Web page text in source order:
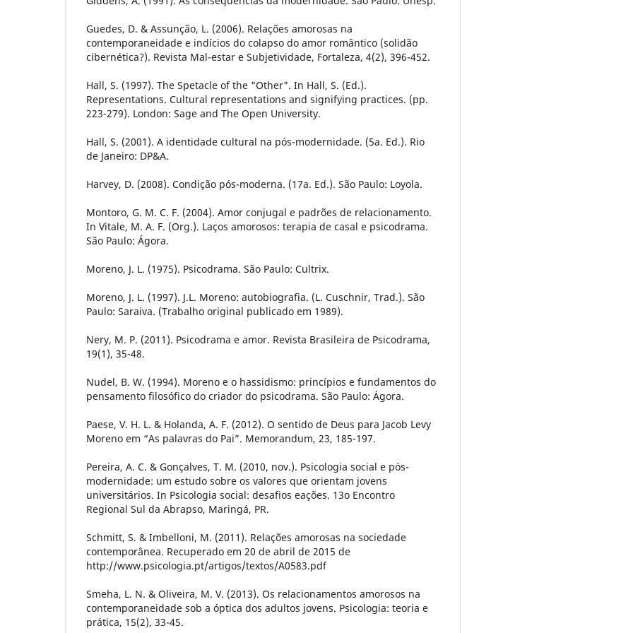
Guedes, D. & Assunção, L. (2006). Relações amorosas na
contemporaneidade e indícios do colapso do amor romântico (solidão
cibernética?). Revista Mal-estar e Subjetividade, Fortaleza, 4(2), 396-452.
Hall, S. (1997). The Spetacle of the "Other". In Hall, S. (Ed.).
Representations. Cultural representations and signifying practices. (pp.
223-279). London: Sage and The Open University.
Hall, S. (2001). A identidade cultural na pós-modernidade. (5a. Ed.). Rio
de Janeiro: DP&A.
Harvey, D. (2008). Condição pós-moderna. (17a. Ed.). São Paulo: Loyola.
Montoro, G. M. C. F. (2004). Amor conjugal e padrões de relacionamento.
In Vitale, M. A. F. (Org.). Laços amorosos: terapia de casal e psicodrama.
São Paulo: Ágora.
Moreno, J. L. (1975). Psicodrama. São Paulo: Cultrix.
Moreno, J. L. (1997). J.L. Moreno: autobiografia. (L. Cuschnir, Trad.). São
Paulo: Saraiva. (Trabalho original publicado em 1989).
Nery, M. P. (2011). Psicodrama e amor. Revista Brasileira de Psicodrama,
19(1), 35-48.
Nudel, B. W. (1994). Moreno e o hassidismo: princípios e fundamentos do
pensamento filosófico do criador do psicodrama. São Paulo: Ágora.
Paese, V. H. L. & Holanda, A. F. (2012). O sentido de Deus para Jacob Levy
Moreno em “As palavras do Pai”. Memorandum, 23, 185-197.
Pereira, A. C. & Gonçalves, T. M. (2010, nov.). Psicologia social e pós-
modernidade: um estudo sobre os valores que orientam jovens
universitários. In Psicologia social: desafios eações. 13o Encontro
Regional Sul da Abrapso, Maringá, PR.
Schmitt, S. & Imbelloni, M. (2011). Relações amorosas na sociedade
contemporânea. Recuperado em 20 de abril de 2015 de
http://www.psicologia.pt/artigos/textos/A0583.pdf
Smeha, L. N. & Oliveira, M. V. (2013). Os relacionamentos amorosos na
contemporaneidade sob a óptica dos adultos jovens. Psicologia: teoria e
prática, 15(2), 33-45.